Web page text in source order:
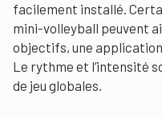
facilement installé.
mini-volleyball peuvent
objectifs, une
Le rythme et l’intensité
de jeu globales.